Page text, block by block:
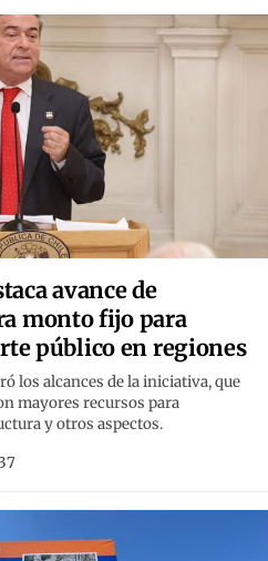
avance de
monto fijo para
público en regiones
los alcances de la iniciativa, que
mayores recursos para
y otros aspectos.